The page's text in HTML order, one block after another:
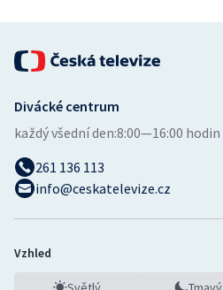
Divácké centrum
každý všední den:8:00—16:00 hodin
261 136 113
info@ceskatelevize.cz
Vzhled